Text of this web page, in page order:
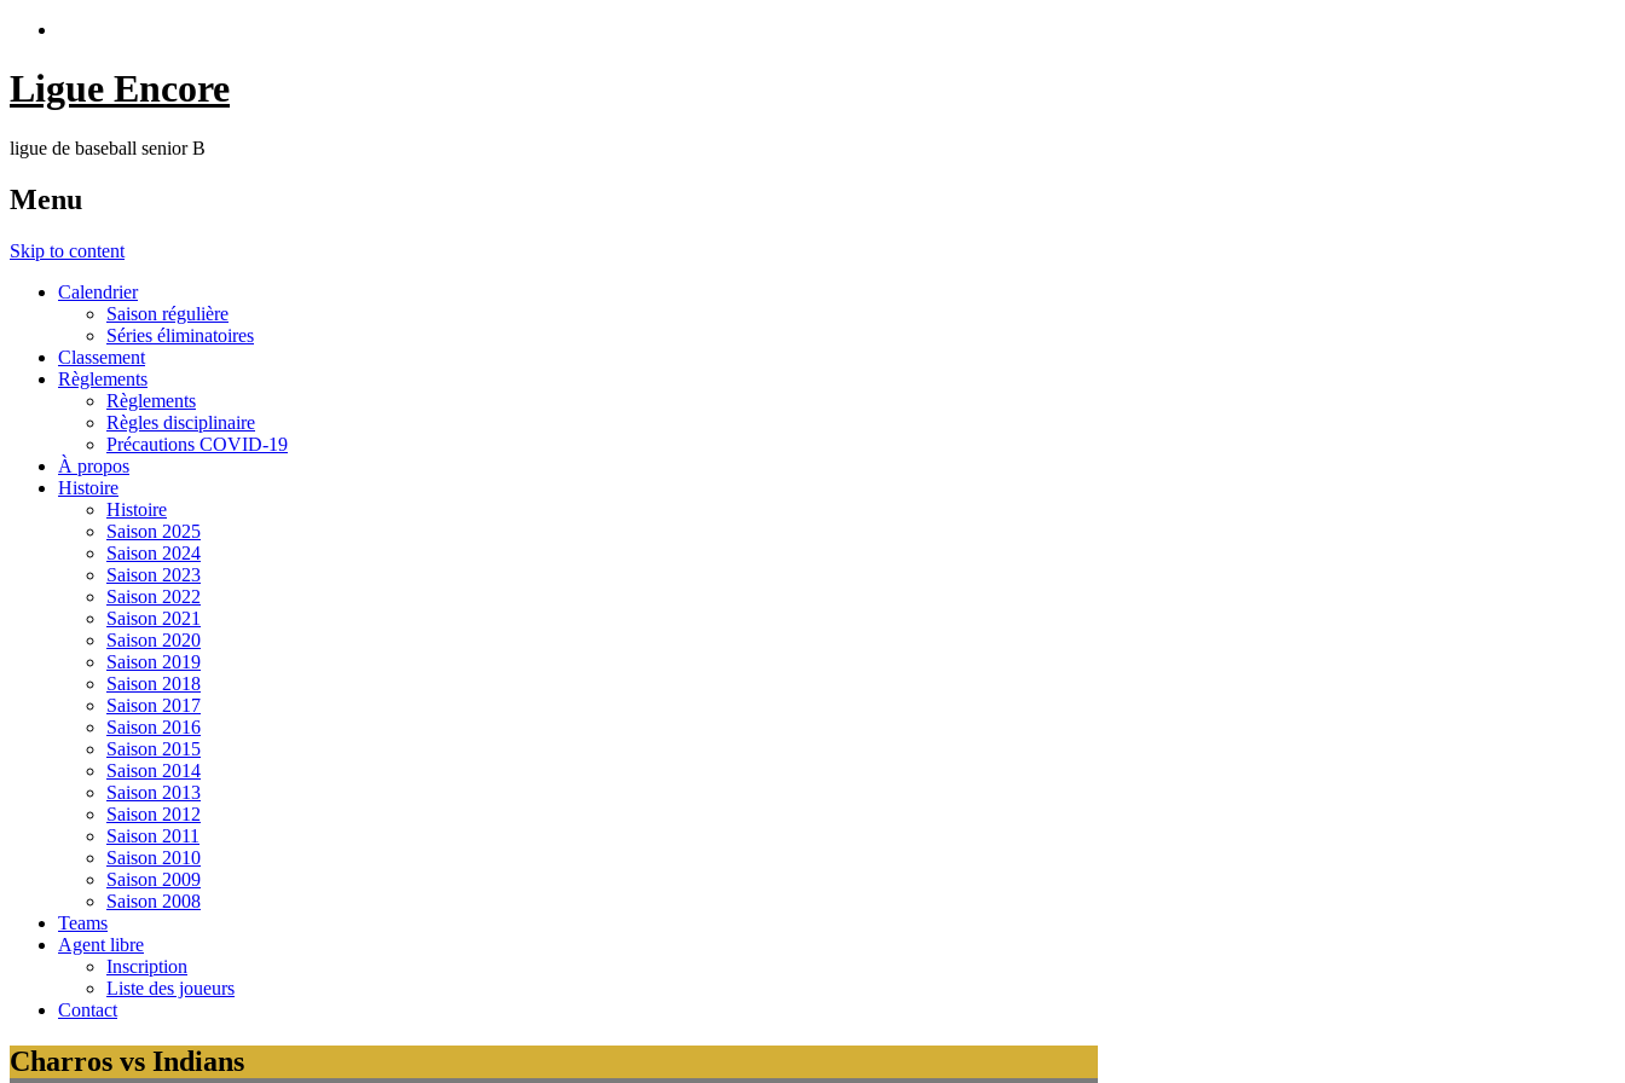
Ligue Encore
ligue de baseball senior B
Menu
Skip to content
Calendrier
Saison régulière
Séries éliminatoires
Classement
Règlements
Règlements
Règles disciplinaire
Précautions COVID-19
À propos
Histoire
Histoire
Saison 2025
Saison 2024
Saison 2023
Saison 2022
Saison 2021
Saison 2020
Saison 2019
Saison 2018
Saison 2017
Saison 2016
Saison 2015
Saison 2014
Saison 2013
Saison 2012
Saison 2011
Saison 2010
Saison 2009
Saison 2008
Teams
Agent libre
Inscription
Liste des joueurs
Contact
Charros vs Indians